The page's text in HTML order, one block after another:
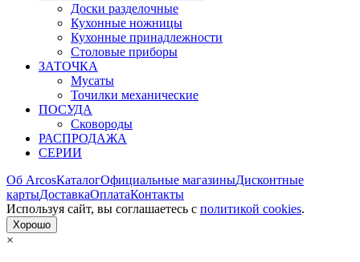
Доски разделочные
Кухонные ножницы
Кухонные принадлежности
Столовые приборы
ЗАТОЧКА
Мусаты
Точилки механические
ПОСУДА
Сковороды
РАСПРОДАЖА
СЕРИИ
Об ArcosКаталогОфициальные магазиныДисконтные
картыДоставкаОплатаКонтакты
Используя сайт, вы согла­шаетесь с политикой cookies.
Хорошо
×